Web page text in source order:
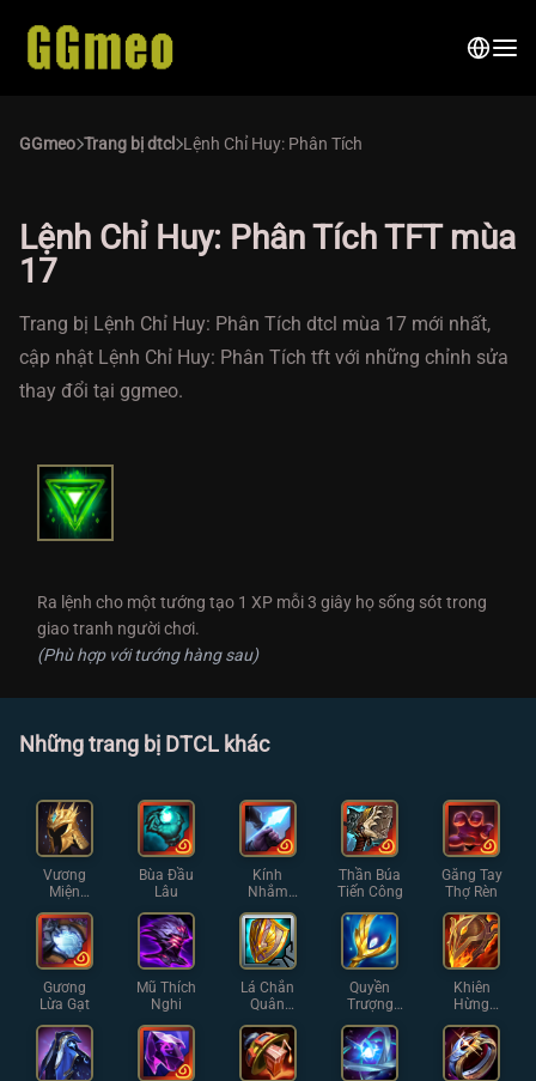
GGmeo Trang bị dtcl Lệnh Chỉ Huy: Phân Tích
Lệnh Chỉ Huy: Phân Tích TFT mùa
17
Trang bị Lệnh Chỉ Huy: Phân Tích dtcl mùa 17 mới nhất,
cập nhật Lệnh Chỉ Huy: Phân Tích tft với những chỉnh sửa
thay đổi tại ggmeo.
Ra lệnh cho một tướng tạo 1 XP mỗi 3 giây họ sống sót trong
giao tranh người chơi.
(Phù hợp với tướng hàng sau)
Những trang bị DTCL khác
Vương
Miện
Demacia
Bùa Đầu
Lâu
Kính
Nhắm
Thiện Xạ
Thần Búa
Tiến Công
Găng Tay
Thợ Rèn
Gương
Lừa Gạt
Mũ Thích
Nghi
Lá Chắn
Quân
Đoàn
Quyền
Trượng
Thiên
Thần
Khiên
Hừng
Đông